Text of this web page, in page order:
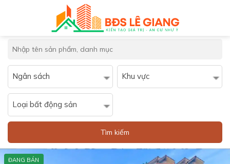
Ngân sách Khu vực
Loại bất động sản
Tìm kiếm
ĐANG BÁN